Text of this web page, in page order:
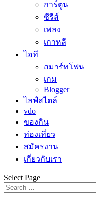
การ์ตูน
ซีรีส์
เพลง
เกาหลี
ไอที
สมาร์ทโฟน
เกม
Blogger
ไลฟ์สไตล์
vdo
ของกิน
ท่องเที่ยว
สมัครงาน
เกี่ยวกับเรา
Select Page